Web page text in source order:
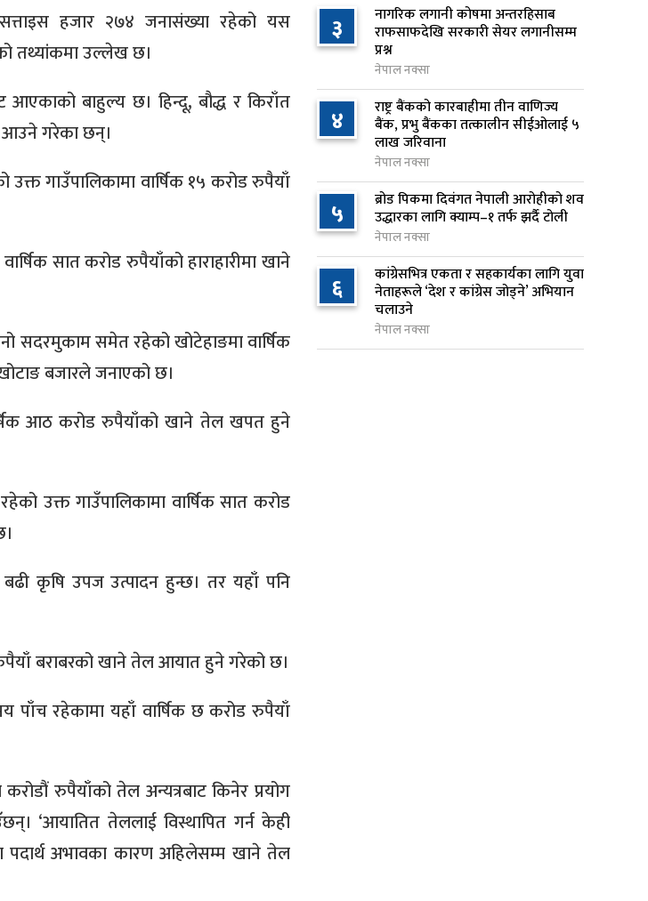
हजार २७४ जनासंख्या रहेको यस
तथ्यांकमा उल्लेख छ।
आएकाको बाहुल्य छ। हिन्दू, बौद्ध र किराँत
आउने गरेका छन्।
गाउँपालिकामा वार्षिक १५ करोड रुपैयाँ
सात करोड रुपैयाँको हाराहारीमा खाने
सदरमुकाम समेत रहेको खोटेहाङमा वार्षिक
बजारले जनाएको छ।
आठ करोड रुपैयाँको खाने तेल खपत हुने
उक्त गाउँपालिकामा वार्षिक सात करोड
कृषि उपज उत्पादन हुन्छ। तर यहाँ पनि
बराबरको खाने तेल आयात हुने गरेको छ।
पाँच रहेकामा यहाँ वार्षिक छ करोड रुपैयाँ
रुपैयाँको तेल अन्यत्रबाट किनेर प्रयोग
‘आयातित तेललाई विस्थापित गर्न केही
पदार्थ अभावका कारण अहिलेसम्म खाने तेल
६
सिद्धबाबा सुरुङ निर्माणमा ३ अर्ब १
करोड खर्च, २०८३ फागुनको
समयसीमा
२२ घण्टा अघि
७
निम्सदाइसहित चार पर्वतारोहीको शव
बेस क्याम्पमा ल्याइयो
१ दिन अघि
८
सुनसरी र सिरहाका घटनाका
पीडितलाई राहत र उपचार दिने
सरकारको निर्णय
१ दिन अघि
९
कृषि क्षेत्रलाई आत्मनिर्भर बनाउने
लक्ष्यसहित राष्ट्रिय कृषि नीति २०८३
३ नागरिक लगानी कोषमा अन्तरहिसाब
राफसाफदेखि सरकारी सेयर लगानीसम्म
प्रश्न
नेपाल नक्सा
४ राष्ट्र बैंकको कारबाहीमा तीन वाणिज्य
बैंक, प्रभु बैंकका तत्कालीन सीईओलाई ५
लाख जरिवाना
नेपाल नक्सा
५ ब्रोड पिकमा दिवंगत नेपाली आरोहीको शव
उद्धारका लागि क्याम्प–१ तर्फ झर्दै टोली
नेपाल नक्सा
६ कांग्रेसभित्र एकता र सहकार्यका लागि युवा
नेताहरूले ‘देश र कांग्रेस जोड्ने’ अभियान
चलाउने
नेपाल नक्सा